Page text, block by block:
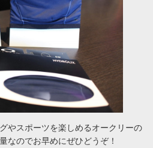
やスポーツを楽しめるオークリーの
なのでお早めにぜひどうぞ！